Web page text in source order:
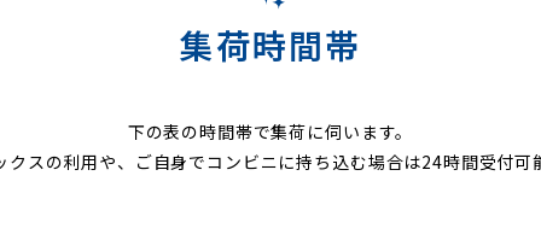
集荷時間帯
下の表の時間帯で集荷に伺います。
クスの利用や、ご自身でコンビニに持ち込む場合は24時間受付可